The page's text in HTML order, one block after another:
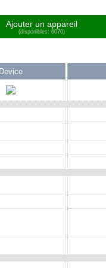
Ajouter un appareil
(disponibles: 6070)
Device